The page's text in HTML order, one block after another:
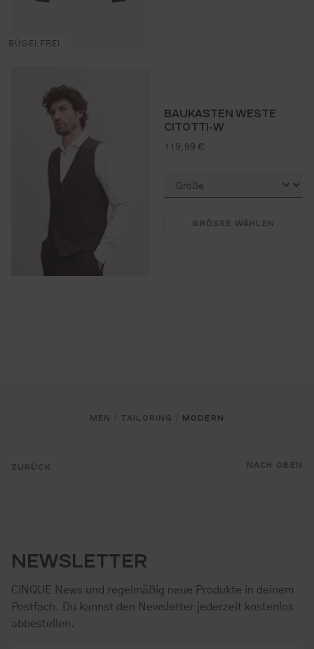
BÜGELFREI
BAUKASTEN WESTE
CITOTTI-W
regulärer preis:
119,99 €
GRÖSSE WÄHLEN
ZURÜCK
MEN TAILORING MODERN
NACH OBEN
NEWSLETTER
CINQUE News und regelmäßig neue Produkte in deinem
Postfach. Du kannst den Newsletter jederzeit kostenlos
abbestellen.